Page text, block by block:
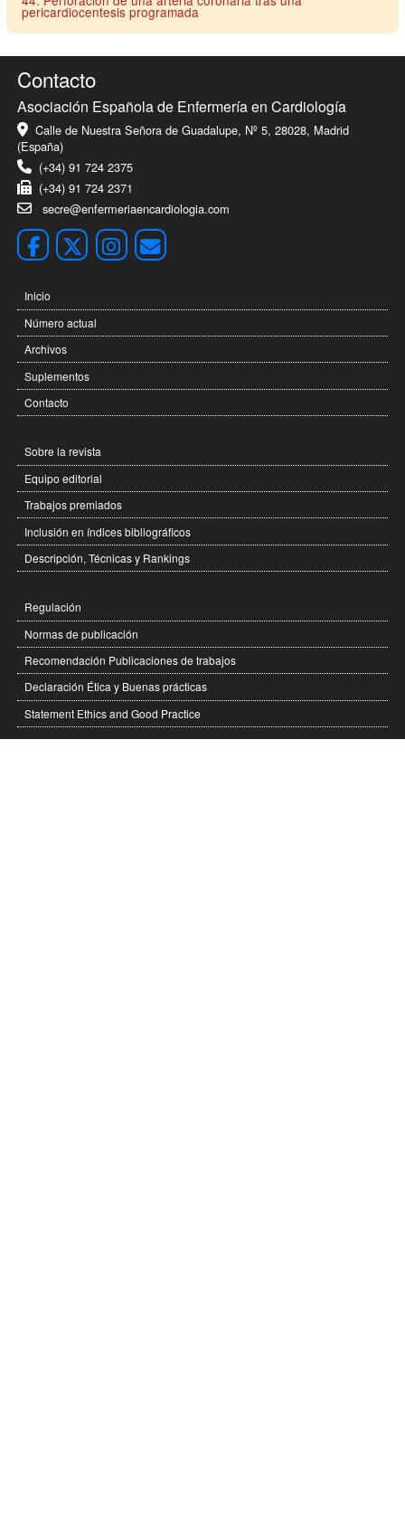
pericardiocentesis programada
Contacto
Asociación Española de Enfermería en Cardiología
Calle de Nuestra Señora de Guadalupe, Nº 5, 28028, Madrid
(España)
(+34) 91 724 2375
(+34) 91 724 2371
secre@enfermeriaencardiologia.com
Inicio
Número actual
Archivos
Suplementos
Contacto
Sobre la revista
Equipo editorial
Trabajos premiados
Inclusión en índices bibliográficos
Descripción, Técnicas y Rankings
Regulación
Normas de publicación
Recomendación Publicaciones de trabajos
Declaración Ética y Buenas prácticas
Statement Ethics and Good Practice